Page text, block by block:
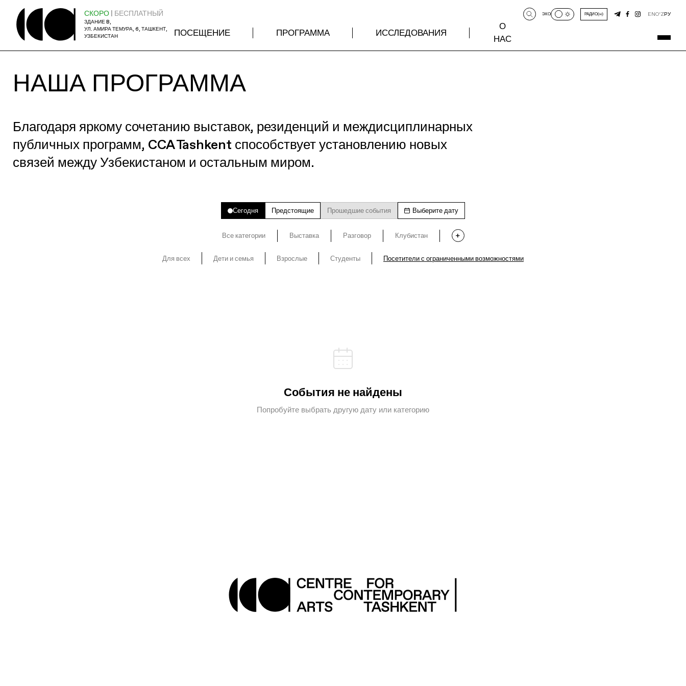
СКОРО | БЕСПЛАТНЫЙ
ЗДАНИЕ B,
УЛ. АМИРА ТЕМУРА, 6, ТАШКЕНТ,
УЗБЕКИСТАН
ПОСЕЩЕНИЕ ПРОГРАММА ИССЛЕДОВАНИЯ
О
НАС
ЭКО РАДИО ENO‘ZРУ
НАША ПРОГРАММА
Благодаря яркому сочетанию выставок, резиденций и междисциплинарных
публичных программ, CCA Tashkent способствует установлению новых
связей между Узбекистаном и остальным миром.
Сегодня Предстоящие Прошедшие события Выберите дату
Все категории Выставка Разговор Клубистан
Для всех Дети и семья Взрослые Студенты Посетители с ограниченными возможностями
События не найдены
Попробуйте выбрать другую дату или категорию